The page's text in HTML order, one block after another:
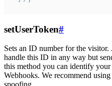
setUserToken#
Sets an ID number for the
handle this ID in any way but
this method you can identify
Webhooks. We recommend